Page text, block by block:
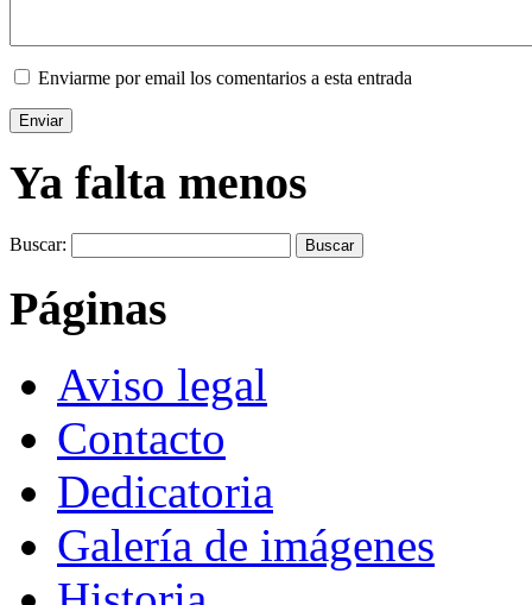
Enviarme por email los comentarios a esta entrada
Ya falta menos
Buscar:
Páginas
Aviso legal
Contacto
Dedicatoria
Galería de imágenes